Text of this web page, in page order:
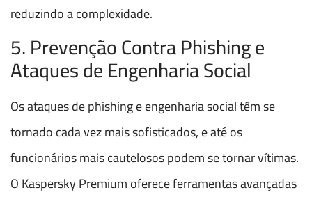
reduzindo a complexidade.
5. Prevenção Contra Phishing e
Ataques de Engenharia Social
Os ataques de phishing e engenharia social têm se
tornado cada vez mais sofisticados, e até os
funcionários mais cautelosos podem se tornar vítimas.
O Kaspersky Premium oferece ferramentas avançadas